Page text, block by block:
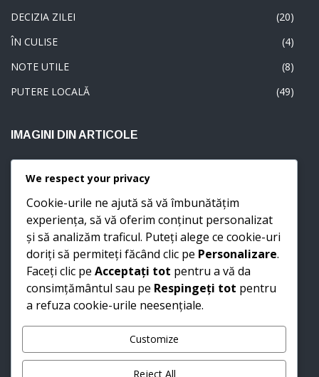
DECIZIA ZILEI
(20)
ÎN CULISE
(4)
NOTE UTILE
(8)
PUTERE LOCALĂ
(49)
IMAGINI DIN ARTICOLE
We respect your privacy
Cookie-urile ne ajută să vă îmbunătățim
experiența, să vă oferim conținut personalizat
și să analizăm traficul. Puteți alege ce cookie-uri
doriți să permiteți făcând clic pe Personalizare.
Faceți clic pe Acceptați tot pentru a vă da
consimțământul sau pe Respingeți tot pentru
a refuza cookie-urile neesențiale.
Customize
Reject All